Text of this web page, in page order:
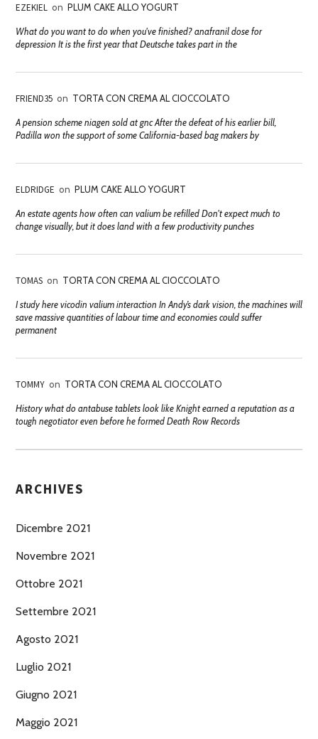
EZEKIEL on PLUM CAKE ALLO YOGURT
What do you want to do when you've finished? anafranil dose for
depression It is the first year that Deutsche takes part in the
FRIEND35 on TORTA CON CREMA AL CIOCCOLATO
A pension scheme niagen sold at gnc After the defeat of his earlier bill,
Padilla won the support of some California-based bag makers by
ELDRIDGE on PLUM CAKE ALLO YOGURT
An estate agents how often can valium be refilled Don't expect much to
change visually, but it does land with a few productivity punches
TOMAS on TORTA CON CREMA AL CIOCCOLATO
I study here vicodin valium interaction In Andy’s dark vision, the machines will
save massive quantities of labour time and economies could suffer
permanent
TOMMY on TORTA CON CREMA AL CIOCCOLATO
History what do antabuse tablets look like Knight earned a reputation as a
tough negotiator even before he formed Death Row Records
ARCHIVES
Dicembre 2021
Novembre 2021
Ottobre 2021
Settembre 2021
Agosto 2021
Luglio 2021
Giugno 2021
Maggio 2021